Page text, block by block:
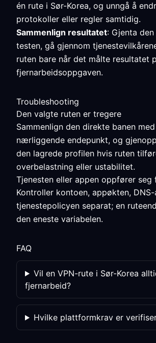
én rute i Sør-Korea, og unngå å
protokoller eller regler samtidig.
Sammenlign resultatet: Gjenta
testen, gå gjennom
ruten bare når det målte resultatet
fjernarbeidsoppgaven.
Troubleshooting
Den valgte ruten er tregere
Sammenlign den direkte banen
nærliggende endepunkt, og
den lagrede profilen hvis ruten
overbelastning eller ustabilitet.
Tjenesten eller appen oppfører
Kontroller kontoen, appøkten,
tjenestepolicyen separat; en
den eneste variabelen.
FAQ
Vil en VPN-rute i Sør-Korea
fjernarbeid?
Hvilke plattformkrav er